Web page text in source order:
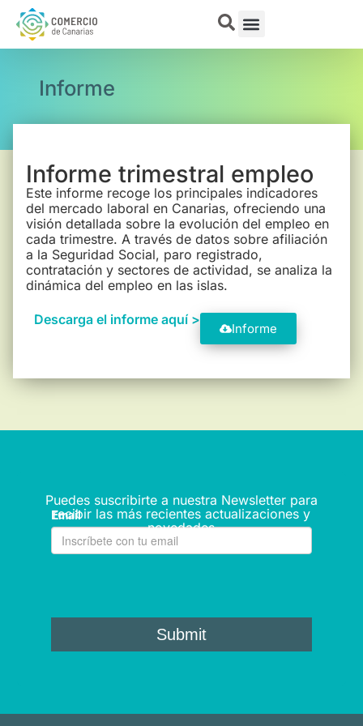
Informe
Informe trimestral empleo
Este informe recoge los principales indicadores
del mercado laboral en Canarias, ofreciendo una
visión detallada sobre la evolución del empleo en
cada trimestre. A través de datos sobre afiliación
a la Seguridad Social, paro registrado,
contratación y sectores de actividad, se analiza la
dinámica del empleo en las islas.
Descarga el informe aquí >
Informe
Puedes suscribirte a nuestra Newsletter para
recibir las más recientes actualizaciones y
novedades